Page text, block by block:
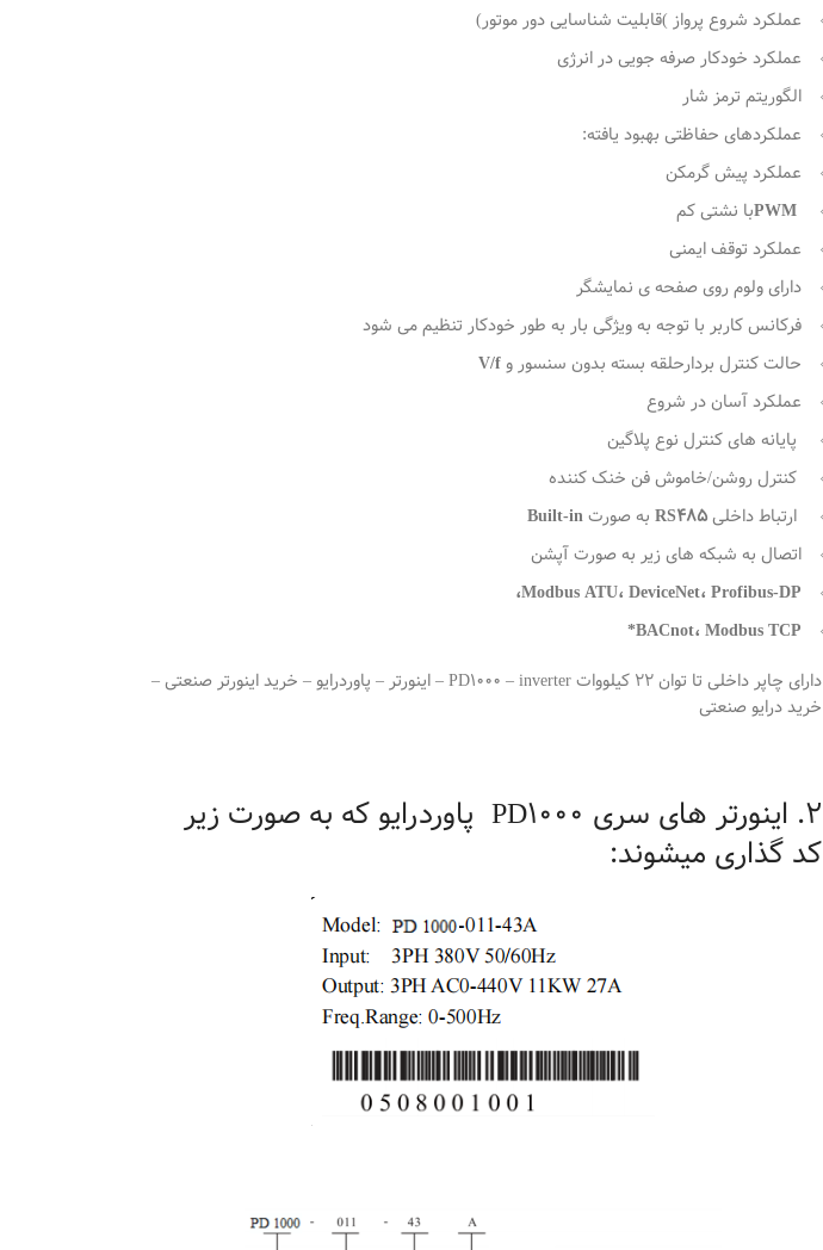
عملکرد شروع پرواز )قابلیت شناسایی دور موتور)
عملکرد خودکار صرفه جویی در انرژی
الگوریتم ترمز شار
عملکردهای حفاظتی بهبود یافته:
عملکرد پیش گرمکن
PWMبا نشتی کم
عملکرد توقف ایمنی
دارای ولوم روی صفحه ی نمایشگر
فرکانس کاربر با توجه به ویژگی بار به طور خودکار تنظیم می شود
حالت کنترل بردارحلقه بسته بدون سنسور وV/f
عملکرد آسان در شروع
پایانه های کنترل نوع پلاگین
کنترل روشن/خاموش فن خنک کننده
ارتباط داخلیRS485 به صورتBuilt-in
اتصال به شبکه های زیر به صورت آپشن
Modbus ATU، DeviceNet، Profibus-DP،
BACnot، Modbus TCP*
دارای چاپر داخلی تا توان 22 کیلووات PD1000 – inverter – اینورتر – پاوردرایو – خرید اینورتر صنعتی –
خرید درایو صنعتی
2. اینورتر های سری PD1000 پاوردرایو که به صورت زیر
کد گذاری میشوند: